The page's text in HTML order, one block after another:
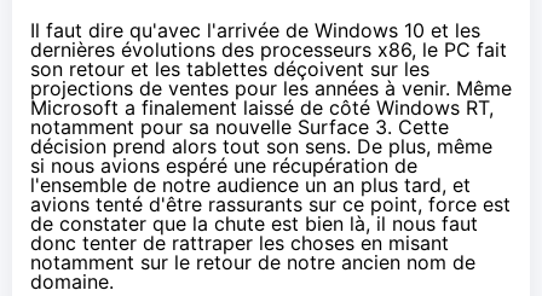
Il faut dire qu'avec l'arrivée de Windows 10 et les
dernières évolutions des processeurs x86, le PC fait
son retour et les tablettes déçoivent sur les
projections de ventes pour les années à venir. Même
Microsoft a finalement laissé de côté Windows RT,
notamment pour sa nouvelle Surface 3. Cette
décision prend alors tout son sens. De plus, même
si nous avions espéré une récupération de
l'ensemble de notre audience un an plus tard, et
avions tenté d'être rassurants sur ce point, force est
de constater que la chute est bien là, il nous faut
donc tenter de rattraper les choses en misant
notamment sur le retour de notre ancien nom de
domaine.